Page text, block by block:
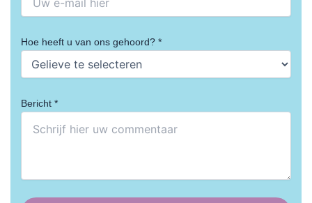
Hoe heeft u van ons gehoord? *
Bericht *